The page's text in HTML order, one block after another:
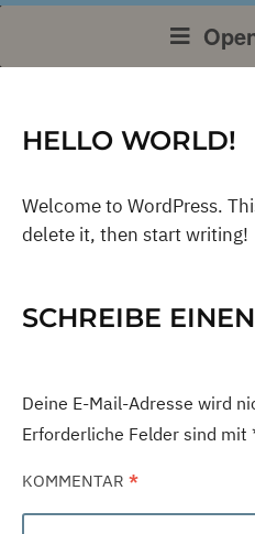
HELLO WORLD!
Welcome to WordPress.
delete it, then start writing!
SCHREIBE
Deine E-Mail-Adresse wird
Erforderliche Felder sind mit
KOMMENTAR *